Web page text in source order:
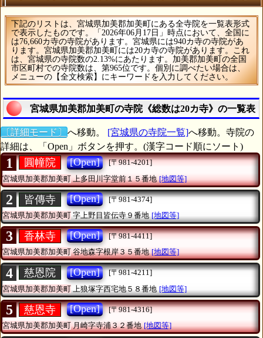
下記のリストは、宮城県加美郡加美町にある全寺院を一覧表形式
で表示したものです。「2026年06月17日」時点において、全国に
は76,660カ寺の寺院があります。宮城県には940カ寺の寺院があ
ります。宮城県加美郡加美町には20カ寺の寺院があります。これ
は、宮城県の寺院数の2.13%にあたります。加美郡加美町の全国
市区町村での寺院数は、第965位です。個別に調べたい場合は、
メニューの【全文検索】にキーワードを入力してください。
宮城県加美郡加美町の寺院《総数は20カ寺》の一覧表
〔詳細モード〕 へ移動。 [宮城県の寺院一覧]へ移動。寺院の
詳細は、「Open」ボタンを押す。(漢字コード順にソート)
1 圓幢院 [Open]
[〒981-4201]
宮城県加美郡加美町上多田川字堂前１５番地 [地図等]
2 皆傳寺 [Open]
[〒981-4374]
宮城県加美郡加美町字上野目皆伝寺９番地 [地図等]
3 香林寺 [Open]
[〒981-4411]
宮城県加美郡加美町谷地森字根岸３５番地 [地図等]
4 慈恩院 [Open]
[〒981-4211]
宮城県加美郡加美町 上狼塚字西宅地５８番地 [地図等]
5 慈恩寺 [Open]
[〒981-4316]
宮城県加美郡加美町月崎字寺浦３２番地 [地図等]